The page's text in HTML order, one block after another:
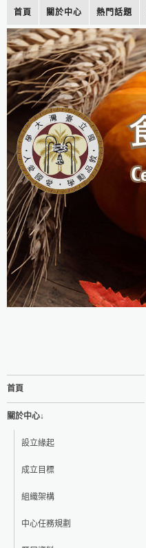
首頁 關於中心 熱門話題
首頁
關於中心↓
設立緣起
成立目標
組織架構
中心任務規劃